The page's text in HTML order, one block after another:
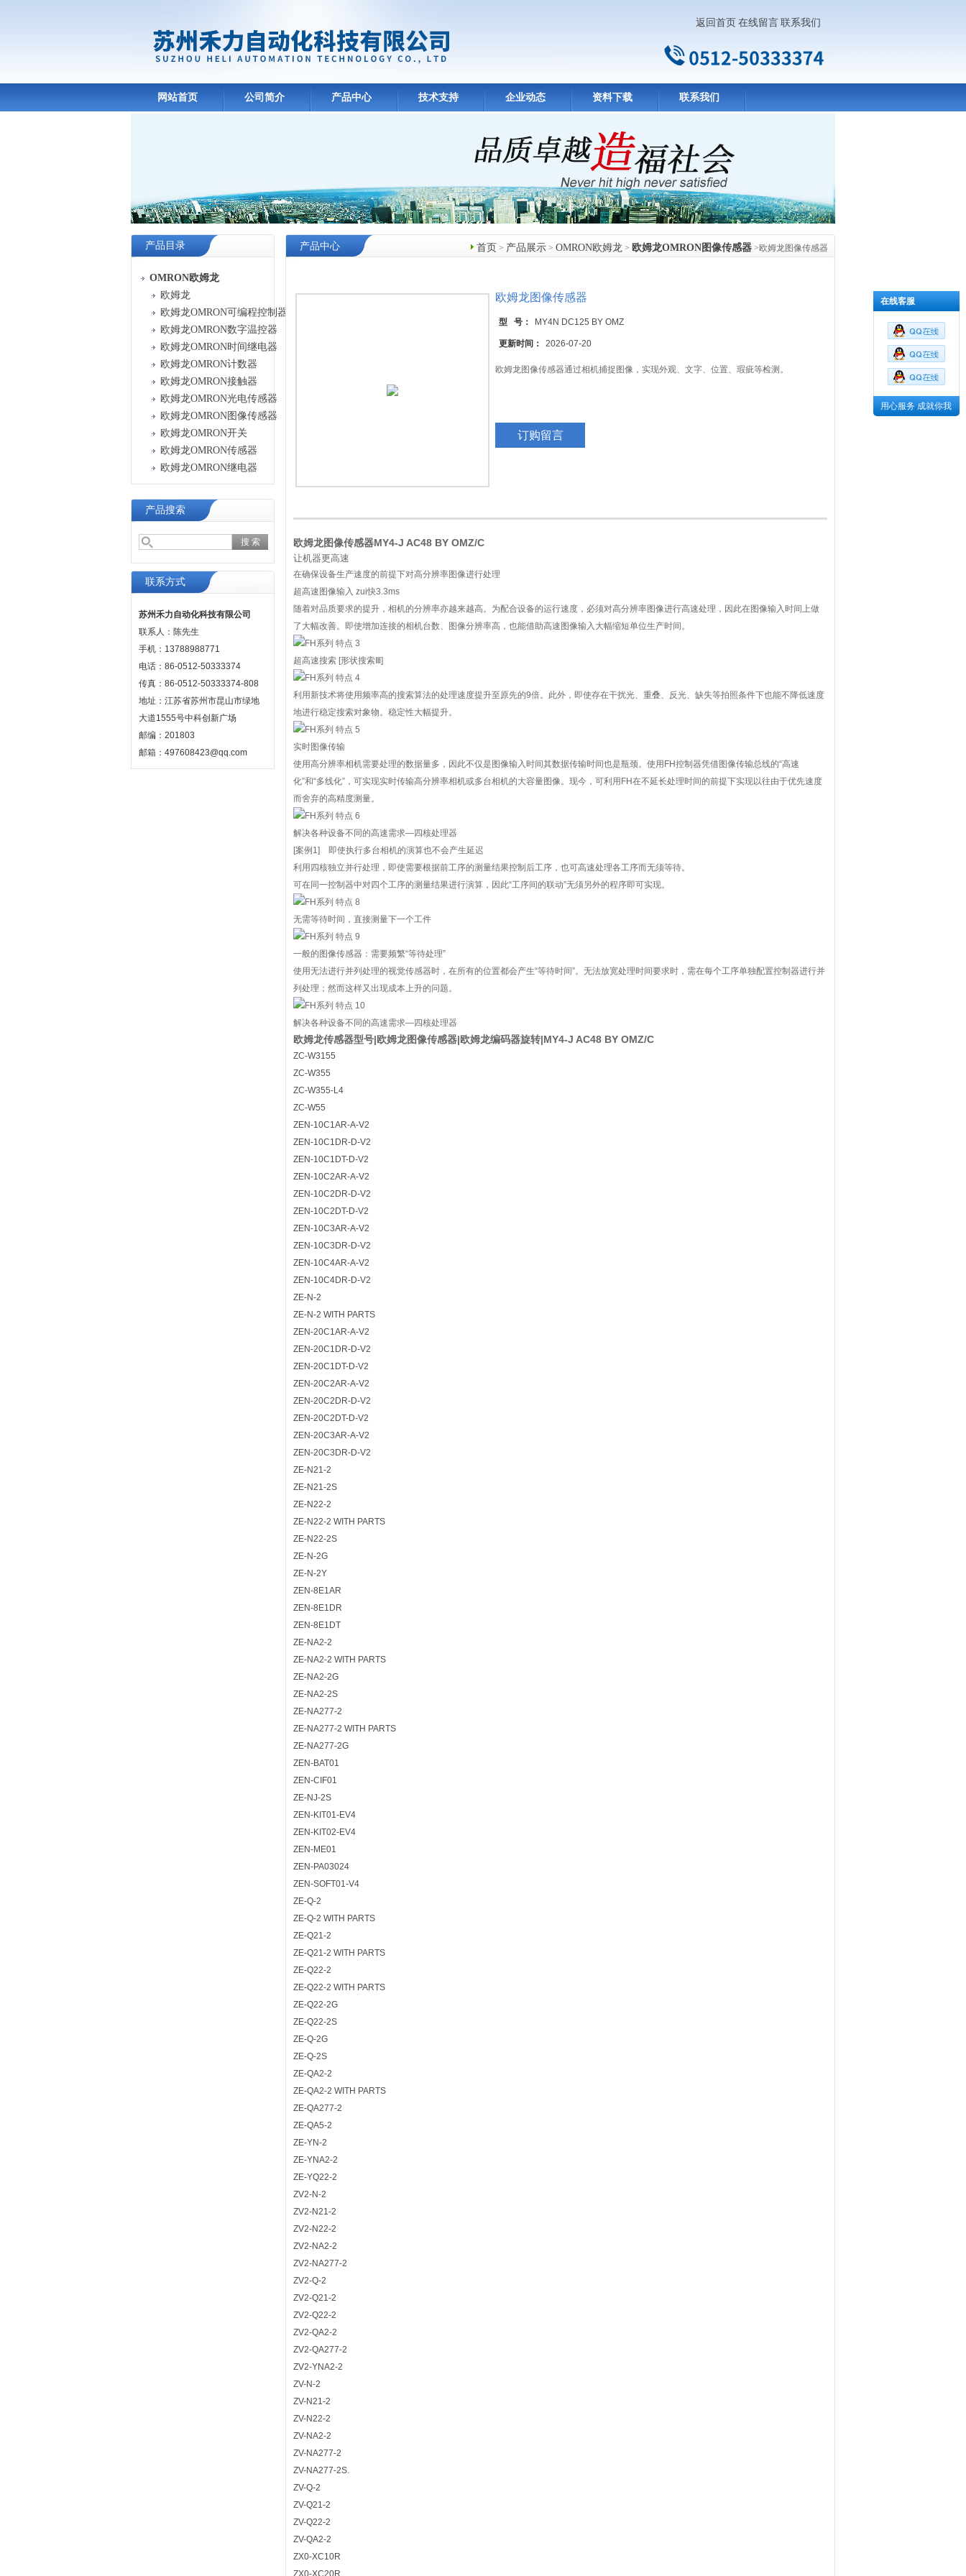
返回首页 在线留言 联系我们
网站首页 公司简介 产品中心 技术支持 企业动态 资料下载 联系我们
产品目录
OMRON欧姆龙
欧姆龙
欧姆龙OMRON可编程控制器
欧姆龙OMRON数字温控器
欧姆龙OMRON时间继电器
欧姆龙OMRON计数器
欧姆龙OMRON接触器
欧姆龙OMRON光电传感器
欧姆龙OMRON图像传感器
欧姆龙OMRON开关
欧姆龙OMRON传感器
欧姆龙OMRON继电器
产品搜索
联系方式
苏州禾力自动化科技有限公司
联系人：陈先生
手机：13788988771
电话：86-0512-50333374
传真：86-0512-50333374-808
地址：江苏省苏州市昆山市绿地
大道1555号中科创新广场
邮编：201803
邮箱：497608423@qq.com
首页 > 产品展示 > OMRON欧姆龙 > 欧姆龙OMRON图像传感器 >欧姆龙图像传感器
产品中心
欧姆龙图像传感器
型 号： MY4N DC125 BY OMZ
更新时间： 2026-07-20
欧姆龙图像传感器通过相机捕捉图像，实现外观、文字、位置、瑕疵等检测。
订购留言
欧姆龙图像传感器MY4-J AC48 BY OMZ/C
让机器更高速
在确保设备生产速度的前提下对高分辨率图像进行处理
超高速图像输入 zui快3.3ms
随着对品质要求的提升，相机的分辨率亦越来越高。为配合设备的运行速度，必须对高分辨率图像进行高速处理，因此在图像输入时间上做
了大幅改善。即使增加连接的相机台数、图像分辨率高，也能借助高速图像输入大幅缩短单位生产时间。
超高速搜索 [形状搜索Ⅲ]
利用新技术将使用频率高的搜索算法的处理速度提升至原先的9倍。此外，即使存在干扰光、重叠、反光、缺失等拍照条件下也能不降低速度
地进行稳定搜索对象物。稳定性大幅提升。
实时图像传输
使用高分辨率相机需要处理的数据量多，因此不仅是图像输入时间其数据传输时间也是瓶颈。使用FH控制器凭借图像传输总线的“高速
化”和“多线化”，可实现实时传输高分辨率相机或多台相机的大容量图像。现今，可利用FH在不延长处理时间的前提下实现以往由于优先速度
而舍弃的高精度测量。
解决各种设备不同的高速需求—四核处理器
[案例1] 即使执行多台相机的演算也不会产生延迟
利用四核独立并行处理，即使需要根据前工序的测量结果控制后工序，也可高速处理各工序而无须等待。
可在同一控制器中对四个工序的测量结果进行演算，因此“工序间的联动”无须另外的程序即可实现。
无需等待时间，直接测量下一个工件
一般的图像传感器：需要频繁“等待处理”
使用无法进行并列处理的视觉传感器时，在所有的位置都会产生“等待时间”。无法放宽处理时间要求时，需在每个工序单独配置控制器进行并
列处理；然而这样又出现成本上升的问题。
解决各种设备不同的高速需求—四核处理器
欧姆龙传感器型号|欧姆龙图像传感器|欧姆龙编码器旋转|MY4-J AC48 BY OMZ/C
ZC-W3155
ZC-W355
ZC-W355-L4
ZC-W55
ZEN-10C1AR-A-V2
ZEN-10C1DR-D-V2
ZEN-10C1DT-D-V2
ZEN-10C2AR-A-V2
ZEN-10C2DR-D-V2
ZEN-10C2DT-D-V2
ZEN-10C3AR-A-V2
ZEN-10C3DR-D-V2
ZEN-10C4AR-A-V2
ZEN-10C4DR-D-V2
ZE-N-2
ZE-N-2 WITH PARTS
ZEN-20C1AR-A-V2
ZEN-20C1DR-D-V2
ZEN-20C1DT-D-V2
ZEN-20C2AR-A-V2
ZEN-20C2DR-D-V2
ZEN-20C2DT-D-V2
ZEN-20C3AR-A-V2
ZEN-20C3DR-D-V2
ZE-N21-2
ZE-N21-2S
ZE-N22-2
ZE-N22-2 WITH PARTS
ZE-N22-2S
ZE-N-2G
ZE-N-2Y
ZEN-8E1AR
ZEN-8E1DR
ZEN-8E1DT
ZE-NA2-2
ZE-NA2-2 WITH PARTS
ZE-NA2-2G
ZE-NA2-2S
ZE-NA277-2
ZE-NA277-2 WITH PARTS
ZE-NA277-2G
ZEN-BAT01
ZEN-CIF01
ZE-NJ-2S
ZEN-KIT01-EV4
ZEN-KIT02-EV4
ZEN-ME01
ZEN-PA03024
ZEN-SOFT01-V4
ZE-Q-2
ZE-Q-2 WITH PARTS
ZE-Q21-2
ZE-Q21-2 WITH PARTS
ZE-Q22-2
ZE-Q22-2 WITH PARTS
ZE-Q22-2G
ZE-Q22-2S
ZE-Q-2G
ZE-Q-2S
ZE-QA2-2
ZE-QA2-2 WITH PARTS
ZE-QA277-2
ZE-QA5-2
ZE-YN-2
ZE-YNA2-2
ZE-YQ22-2
ZV2-N-2
ZV2-N21-2
ZV2-N22-2
ZV2-NA2-2
ZV2-NA277-2
ZV2-Q-2
ZV2-Q21-2
ZV2-Q22-2
ZV2-QA2-2
ZV2-QA277-2
ZV2-YNA2-2
ZV-N-2
ZV-N21-2
ZV-N22-2
ZV-NA2-2
ZV-NA277-2
ZV-NA277-2S.
ZV-Q-2
ZV-Q21-2
ZV-Q22-2
ZV-QA2-2
ZX0-XC10R
ZX0-XC20R
在线客服
用心服务 成就你我